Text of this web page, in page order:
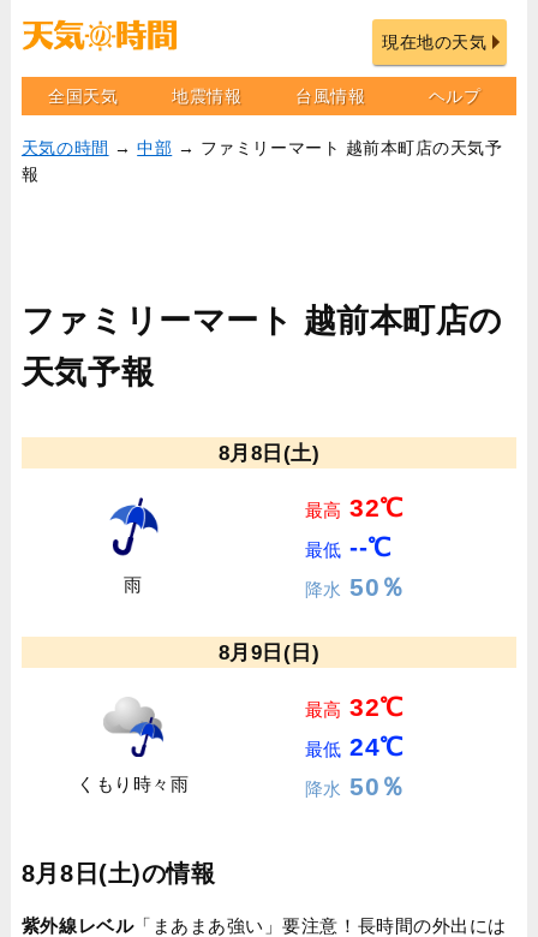
現在地の天気
全国天気 地震情報 台風情報 ヘルプ
天気の時間 →中部 → ファミリーマート 越前本町店の天気予
報
ファミリーマート 越前本町店の
天気予報
8月8日(土)
雨
最高 32℃
最低 --℃
降水 50％
8月9日(日)
くもり時々雨
最高 32℃
最低 24℃
降水 50％
8月8日(土)の情報
紫外線レベル「まあまあ強い」要注意！長時間の外出には